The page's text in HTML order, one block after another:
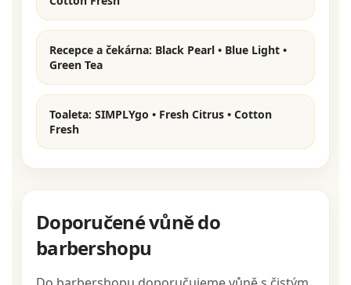
Recepce a čekárna: Black Pearl • Blue Light •
Green Tea
Toaleta: SIMPLYgo • Fresh Citrus • Cotton
Fresh
Doporučené vůně do
barbershopu